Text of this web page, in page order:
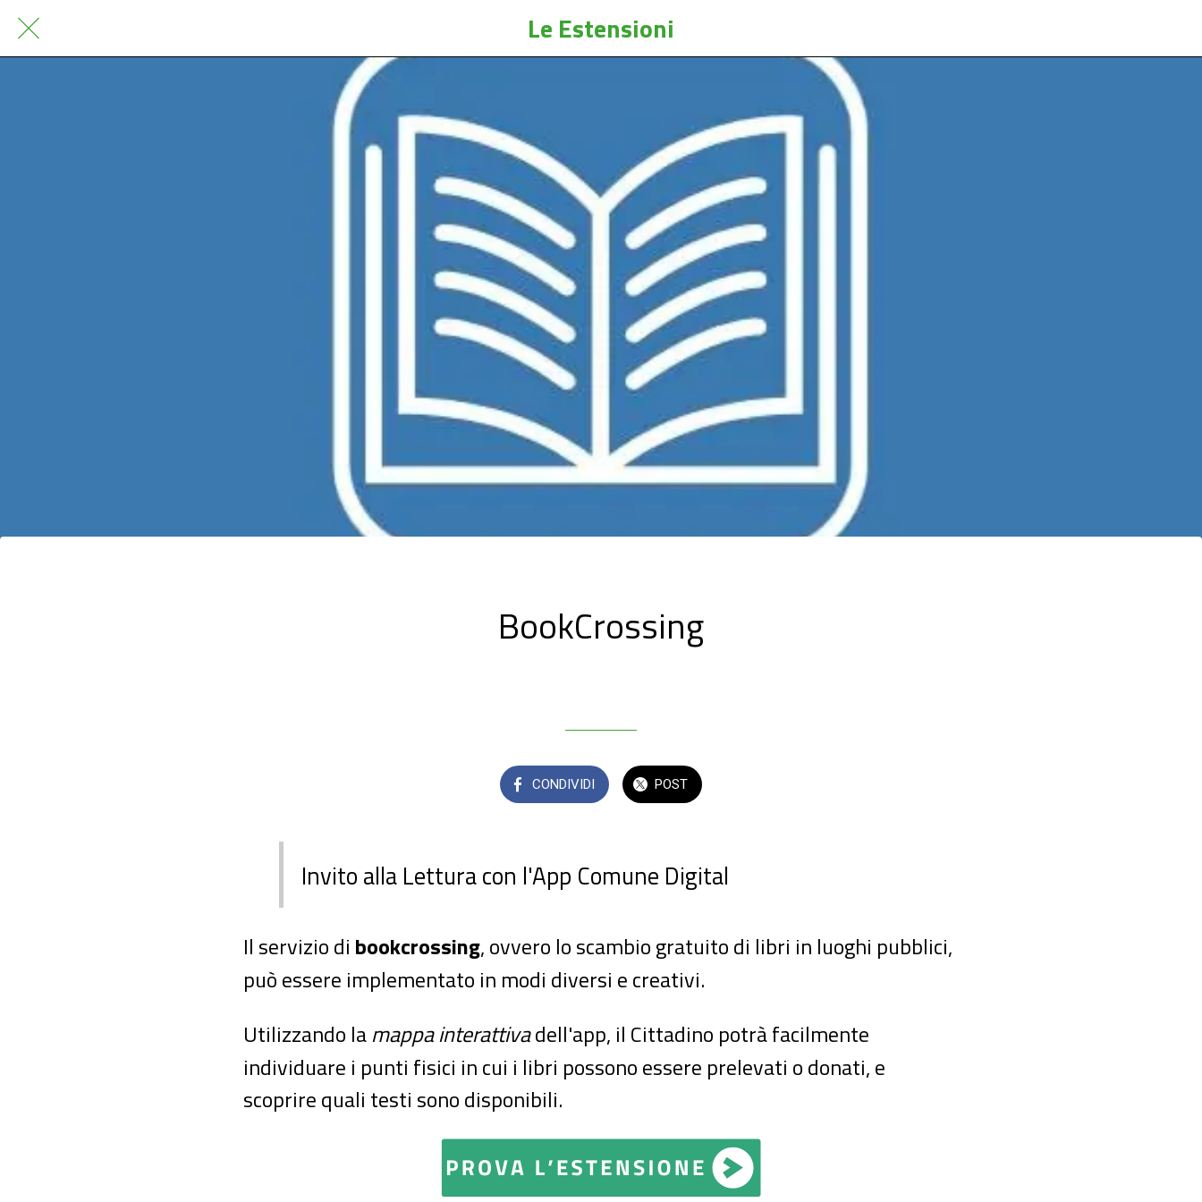
Le Estensioni
BookCrossing
CONDIVIDI POST
Invito alla Lettura con l'App Comune Digital
Il servizio di bookcrossing, ovvero lo scambio gratuito di libri in luoghi pubblici,
può essere implementato in modi diversi e creativi.
Utilizzando lamappa interattivadell'app, il Cittadino potrà facilmente
individuare i punti fisici in cui i libri possono essere prelevati o donati, e
scoprire quali testi sono disponibili.